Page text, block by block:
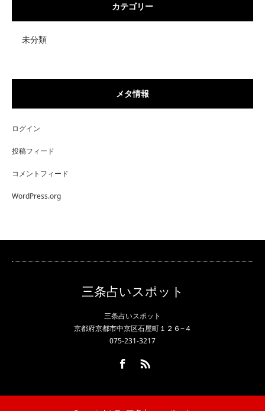
カテゴリー
未分類
メタ情報
ログイン
投稿フィード
コメントフィード
WordPress.org
三条占いスポット
三条占いスポット
京都府京都市中京区石屋町１２６−４
075-231-3217